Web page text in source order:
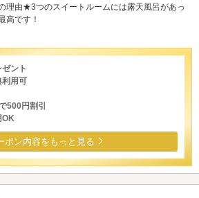
理由★3つのスイートルームには露天風呂があっ
高です！
ント
用可
500円割引
ポン内容をもっと見る